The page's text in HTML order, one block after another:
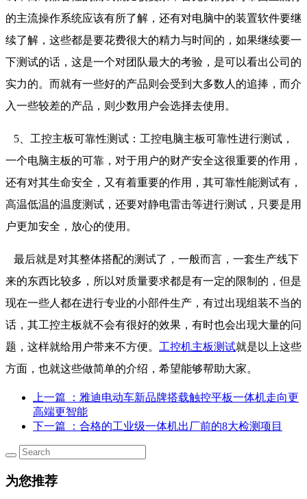
的主流操作系统应该有所了解，还有对电脑中的装置软件要继
续了解，这些都是要花费很大的精力与时间的，如果继续要一
下测试的话，这是一个对团队最大的考验，是可以看出公司的
实力的。而就有一些好的产品则会受到大多数人的追捧，而介
入一些较差的产品，则少数用户会选择去使用。
5、工控主板可靠性测试：工控电脑主板可靠性进行测试，
一个电脑主板的可靠，对于用户的财产安全这很重要的作用，
还有对其生命安全，又有着重要的作用，其可靠性能测试有，
高温低温的温度测试，还要对静电雷击等进行测试，只要是用
户更加安全，放心的使用。
最后就是对其整体搭配的测试了，一般而言，一套生产线下
来的东西比较多，所以对质量要求都是有一定的限制的，但是
现在一些人都在进行专业的小部件生产，有过出现组装不当的
话，其工控主板就不会有很好的效果，有时也会出现大量的问
题，这样就给用户带来不方便。 工控机主板测试就是以上这些
方面，也就这些做简单的介绍，希望能够帮助大家。
上一篇
：雅迪电动车新品牌搭载触控平板一体机走向更
高端更智能
下一篇
：合格的工业级一体机出厂前的8大检测项目
为您推荐